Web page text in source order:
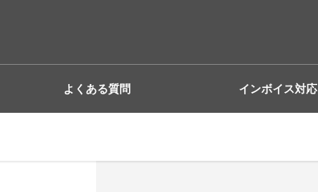
よくある質問 インボイス対応